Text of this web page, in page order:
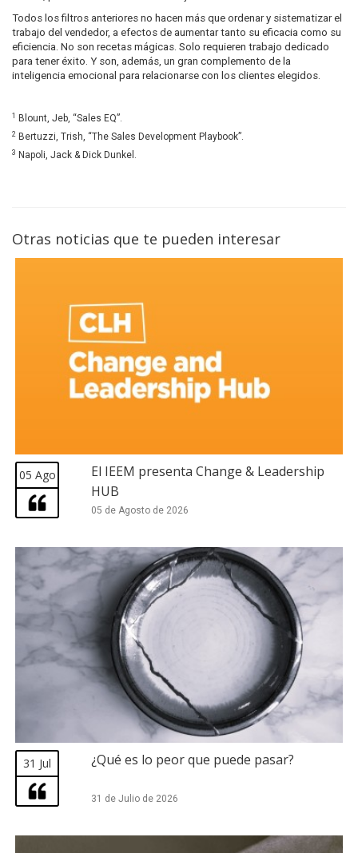
Todos los filtros anteriores no hacen más que ordenar y sistematizar el
trabajo del vendedor, a efectos de aumentar tanto su eficacia como su
eficiencia. No son recetas mágicas. Solo requieren trabajo dedicado
para tener éxito. Y son, además, un gran complemento de la
inteligencia emocional para relacionarse con los clientes elegidos.
1 Blount, Jeb, “Sales EQ”.
2 Bertuzzi, Trish, “The Sales Development Playbook”.
3 Napoli, Jack & Dick Dunkel.
Otras noticias que te pueden interesar
05 Ago
El IEEM presenta Change & Leadership
HUB
05 de Agosto de 2026
31 Jul ¿Qué es lo peor que puede pasar?
31 de Julio de 2026